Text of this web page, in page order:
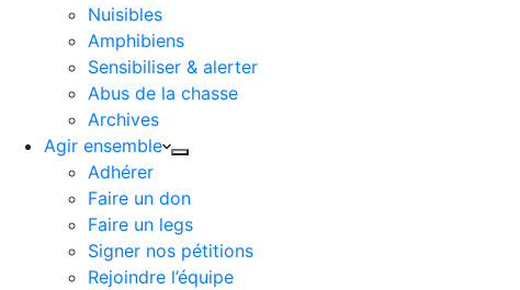
Nuisibles
Amphibiens
Sensibiliser & alerter
Abus de la chasse
Archives
Agir ensemble
Adhérer
Faire un don
Faire un legs
Signer nos pétitions
Rejoindre l’équipe